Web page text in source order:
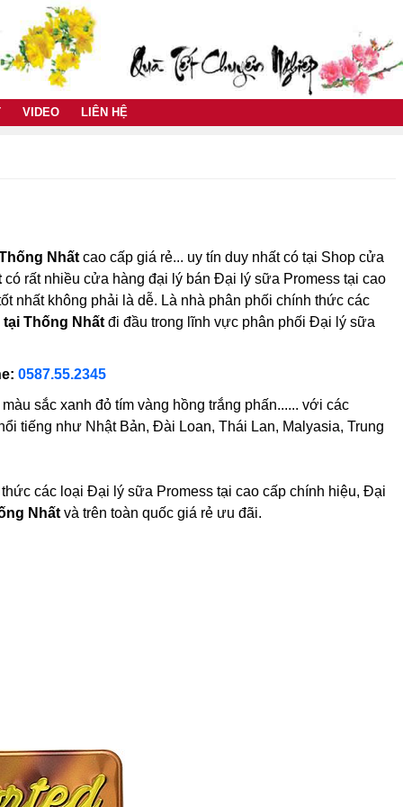
VIDEO LIÊN HỆ
Nhấtcao cấp giá rẻ... uy tín duy nhất có tại Shop cửa
có rất nhiều cửa hàng đại lý bán Đại lý sữa Promess tại cao
nhất không phải là dễ. Là nhà phân phối chính thức các
Thống Nhấtđi đầu trong lĩnh vực phân phối Đại lý sữa
0587.55.2345
sắc xanh đỏ tím vàng hồng trắng phấn...... với các
tiếng như Nhật Bản, Đài Loan, Thái Lan, Malyasia, Trung
các loại Đại lý sữa Promess tại cao cấp chính hiệu, Đại
Nhấtvà trên toàn quốc giá rẻ ưu đãi.